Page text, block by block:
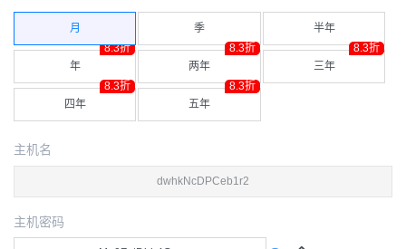
月 季 半年
年
8.3折
两年
8.3折
三年
8.3折
四年
8.3折
五年
8.3折
主机名
主机密码